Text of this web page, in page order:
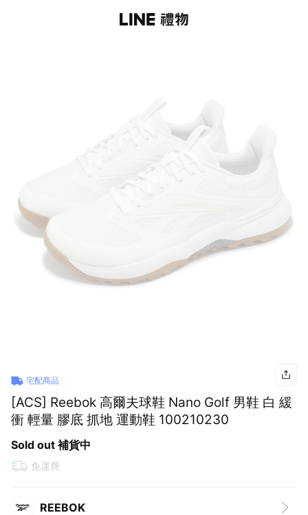
宅配商品
[ACS] Reebok 高爾夫球鞋 Nano Golf 男鞋 白 緩
衝 輕量 膠底 抓地 運動鞋 100210230
Sold out 補貨中
免運費
REEBOK